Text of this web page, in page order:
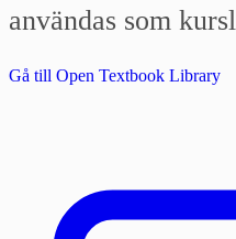
användas som
Gå till Open Textbook Library